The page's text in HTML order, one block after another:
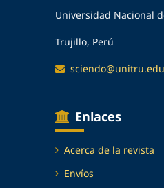
Universidad Nacional
Trujillo, Perú
Enlaces
Acerca de la revista
Envíos